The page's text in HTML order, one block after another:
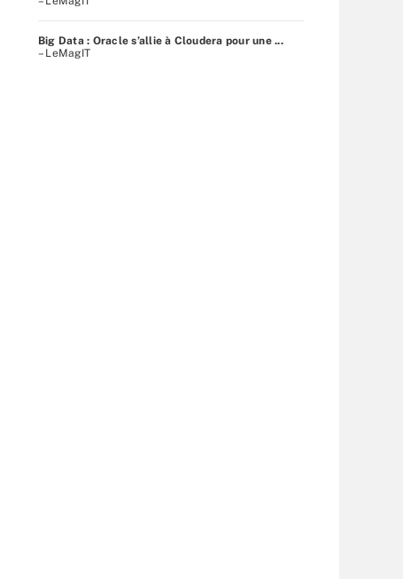
Big Data : Oracle s’allie à Cloudera pour une ...
– LeMagIT